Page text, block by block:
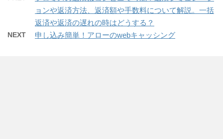
ョンや返済方法、返済額や手数料について解説。一括
返済や返済の遅れの時はどうする？
NEXT 申し込み簡単！アローのwebキャッシング